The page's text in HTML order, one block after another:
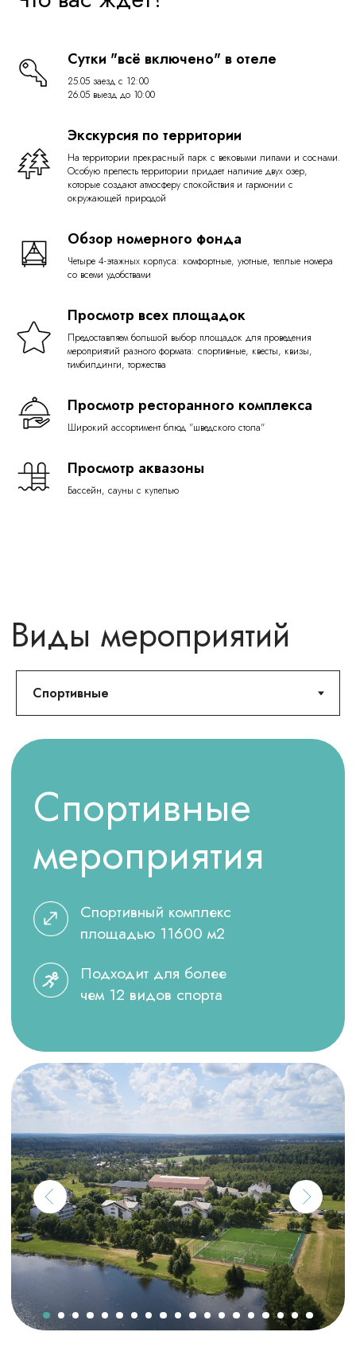
Сутки "всё включено" в отеле
25.05 заезд с 12:00
26.05 выезд до 10:00
Экскурсия по территории
На территории прекрасный парк с вековыми липами и соснами.
Особую прелесть территории придает наличие двух озер,
которые создают атмосферу спокойствия и гармонии с
окружающей природой
Обзор номерного фонда
Четыре 4-этажных корпуса: комфортные, уютные, теплые номера
со всеми удобствами
Просмотр всех площадок
Предоставляем большой выбор площадок для проведения
мероприятий разного формата: спортивные, квесты, квизы,
тимбилдинги, торжества
Просмотр ресторанного комплекса
Широкий ассортимент блюд "шведского стола"
Просмотр аквазоны
Бассейн, сауны с купелью
Спортивные
мероприятия
Cпортивный комплекс
площадью 11600 м2
Подходит для более
Универсальный
спортивный
комплекс
Общая площадь комплекса:
11600 м2
Виды спорта
Расположен на территории парк-отеля.
Предназначен для проведения
спортивных мероприятий и
конференций
· Футбол
· Волейбол, баскетбол, гандбол
· Тяжелая атлетика
· Единоборства
· Танцы
· Теннис
· Плавание
· Бадминтон
· Фехтование
· Шахматы
· Общая физическая подготовка
· И др.
Залы